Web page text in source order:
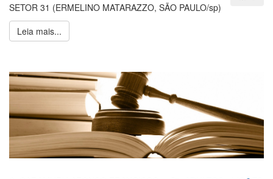
SETOR 31 (ERMELINO MATARAZZO, SÃO PAULO/sp)
Leia mais...